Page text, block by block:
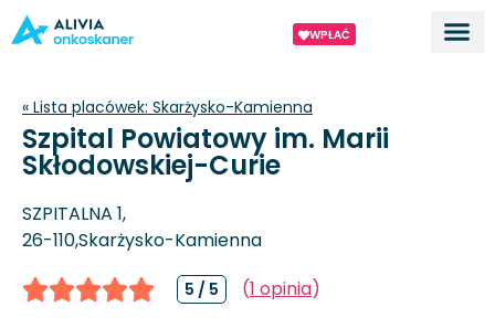
WPŁAĆ
« Lista placówek: Skarżysko-Kamienna
Szpital Powiatowy im. Marii
Skłodowskiej-Curie
SZPITALNA 1,
26-110,Skarżysko-Kamienna
5 / 5 (1 opinia)